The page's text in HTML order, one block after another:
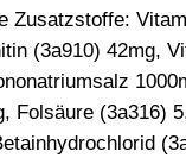
Zusatzstoffe:
(3a910) 42mg,
Folsäure (3a316)